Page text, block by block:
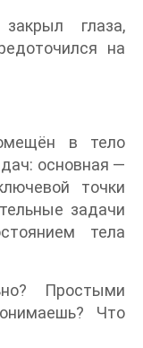
глаза,
на
в тело
основная —
точки
задачи
тела
Простыми
Что